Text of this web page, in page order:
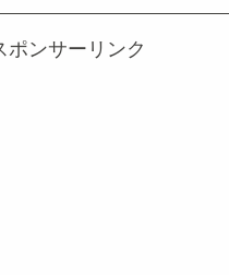
ポンサーリンク